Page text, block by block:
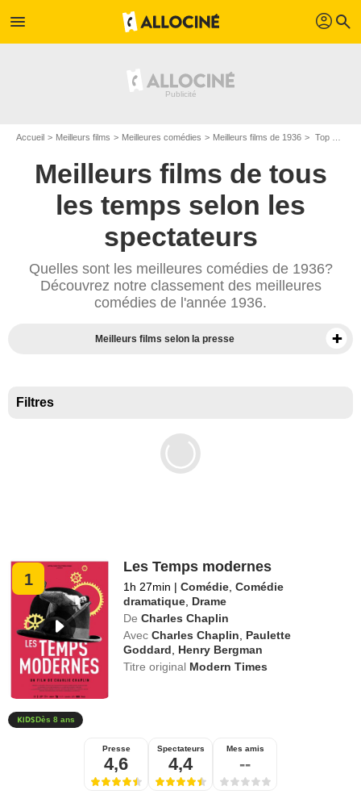
menu profil search
Accueil Meilleurs films Meilleures comédies Meilleurs films de 1936 Top comédies de 1936
Meilleurs films de tous
les temps selon les
spectateurs
Quelles sont les meilleures comédies de 1936?
Découvrez notre classement des meilleures
comédies de l'année 1936.
Meilleurs films selon la presse
Filtres
1
Les Temps modernes
1h 27min | Comédie ,Comédie
dramatique Drame
De Charles Chaplin
Avec Charles Chaplin
Paulette
Goddard
Henry Bergman
Titre original Modern Times
Dès 8 ans
Presse
4,6
Spectateurs
4,4
Mes amis
--